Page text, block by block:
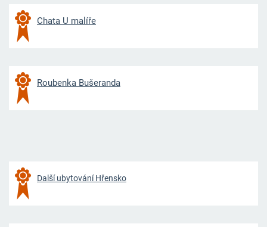
Chata U malíře
Roubenka Bušeranda
Další ubytování Hřensko